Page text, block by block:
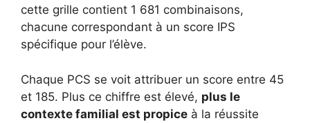
cette grille contient 1 681 combinaisons,
chacune correspondant à un score IPS
spécifique pour l’élève.
Chaque PCS se voit attribuer un score entre 45
et 185. Plus ce chiffre est élevé, plus le
contexte familial est propice à la réussite